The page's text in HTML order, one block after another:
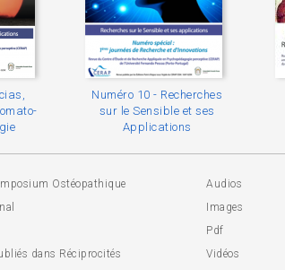
Numéro 10 - Recherches
sur le Sensible et ses
Applications
Ostéopathique
dans Réciprocités
Audios
Images
Pdf
Vidéos